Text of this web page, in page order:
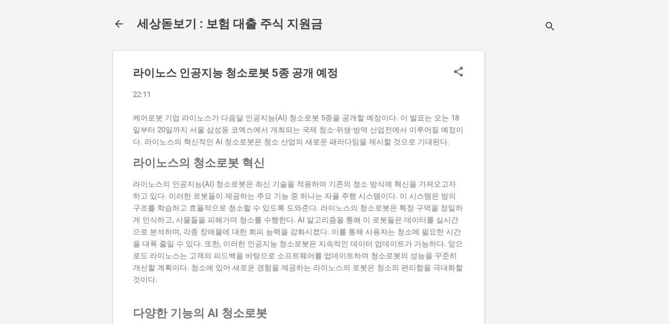
세상돋보기 : 보험 대출 주식 지원금
라이노스 인공지능 청소로봇 5종 공개 예정
22:11
케어로봇 기업 라이노스가 다음달 인공지능(AI) 청소로봇 5종을 공개할 예정이다. 이 발표는 오는 18
일부터 20일까지 서울 삼성동 코엑스에서 개최되는 국제 청소·위생·방역 산업전에서 이루어질 예정이
다. 라이노스의 혁신적인 AI 청소로봇은 청소 산업의 새로운 패러다임을 제시할 것으로 기대된다.
라이노스의 청소로봇 혁신
라이노스의 인공지능(AI) 청소로봇은 최신 기술을 적용하여 기존의 청소 방식에 혁신을 가져오고자
하고 있다. 이러한 로봇들이 제공하는 주요 기능 중 하나는 자율 주행 시스템이다. 이 시스템은 방의
구조를 학습하고 효율적으로 청소할 수 있도록 도와준다. 라이노스의 청소로봇은 특정 구역을 정밀하
게 인식하고, 사물들을 피해가며 청소를 수행한다. AI 알고리즘을 통해 이 로봇들은 데이터를 실시간
으로 분석하며, 각종 장애물에 대한 회피 능력을 강화시켰다. 이를 통해 사용자는 청소에 필요한 시간
을 대폭 줄일 수 있다. 또한, 이러한 인공지능 청소로봇은 지속적인 데이터 업데이트가 가능하다. 앞으
로도 라이노스는 고객의 피드백을 바탕으로 소프트웨어를 업데이트하여 청소로봇의 성능을 꾸준히
개선할 계획이다. 청소에 있어 새로운 경험을 제공하는 라이노스의 로봇은 청소의 편리함을 극대화할
것이다.
다양한 기능의 AI 청소로봇